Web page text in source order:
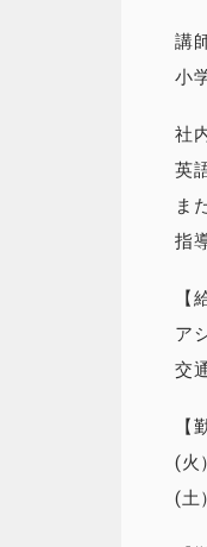
講
小
社
英
ま
指
【
ア
交
【
(火
(土